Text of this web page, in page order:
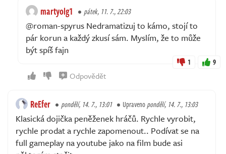
martyolg1 pátek, 11. 7., 22:03
@roman-spyrus Nedramatizuj to kámo, stojí to
pár korun a každý zkusí sám. Myslím, že to může
být spíš fajn
1 9
Odpovědět
ReEfer pondělí, 14. 7., 13:01 Upravenopondělí, 14. 7., 13:03
Klasická dojička peněženek hráčů. Rychle vyrobit,
rychle prodat a rychle zapomenout.. Podívat se na
full gameplay na youtube jako na film bude asi